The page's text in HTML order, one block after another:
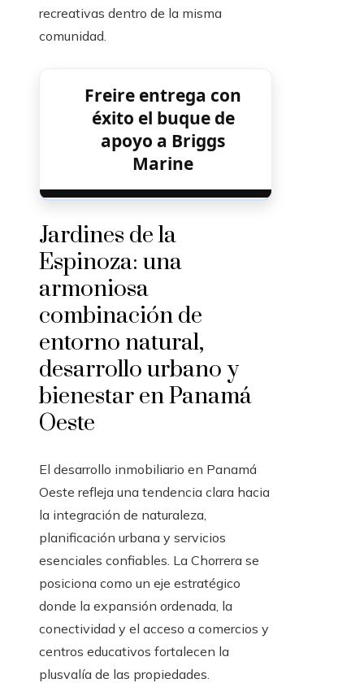
recreativas dentro de la misma
comunidad.
Freire entrega con
éxito el buque de
apoyo a Briggs
Marine
Jardines de la
Espinoza: una
armoniosa
combinación de
entorno natural,
desarrollo urbano y
bienestar en Panamá
Oeste
El desarrollo inmobiliario en Panamá
Oeste refleja una tendencia clara hacia
la integración de naturaleza,
planificación urbana y servicios
esenciales confiables. La Chorrera se
posiciona como un eje estratégico
donde la expansión ordenada, la
conectividad y el acceso a comercios y
centros educativos fortalecen la
plusvalía de las propiedades.